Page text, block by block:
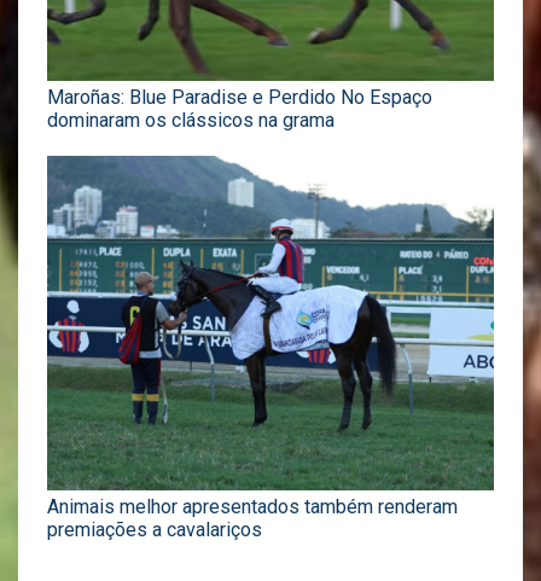
Maroñas: Blue Paradise e Perdido No Espaço
dominaram os clássicos na grama
Animais melhor apresentados também renderam
premiações a cavalariços